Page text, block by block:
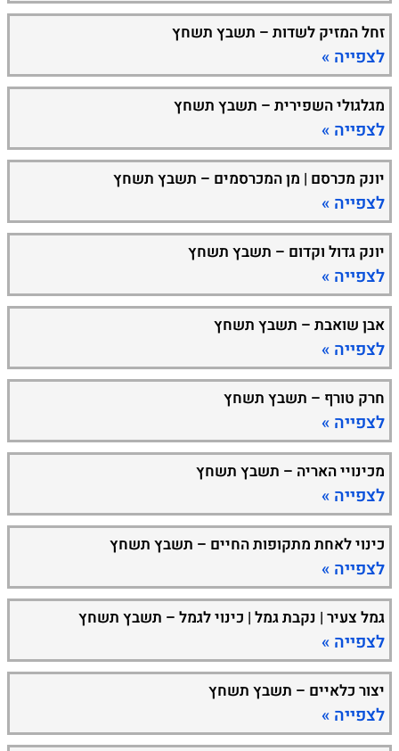
זחל המזיק לשדות – תשבץ תשחץ
לצפייה »
מגלגולי השפירית – תשבץ תשחץ
לצפייה »
יונק מכרסם | מן המכרסמים – תשבץ תשחץ
לצפייה »
יונק גדול וקדום – תשבץ תשחץ
לצפייה »
אבן שואבת – תשבץ תשחץ
לצפייה »
חרק טורף – תשבץ תשחץ
לצפייה »
מכינויי האריה – תשבץ תשחץ
לצפייה »
כינוי לאחת מתקופות החיים – תשבץ תשחץ
לצפייה »
גמל צעיר | נקבת גמל | כינוי לגמל – תשבץ תשחץ
לצפייה »
יצור כלאיים – תשבץ תשחץ
לצפייה »